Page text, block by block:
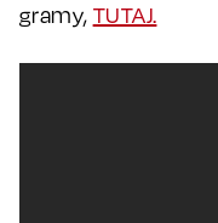
gramy, TUTAJ.